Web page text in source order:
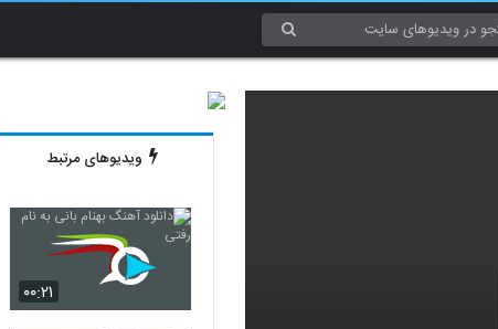
ویدیوهای مرتبط
۰۰:۲۱